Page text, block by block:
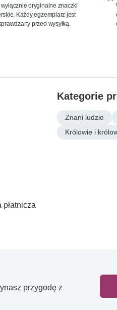
oryginalne znaczki
Każdy egzemplarz jest
przed wysyłką.
Kategorie
Znani ludzie
Królowie i
przygodę z